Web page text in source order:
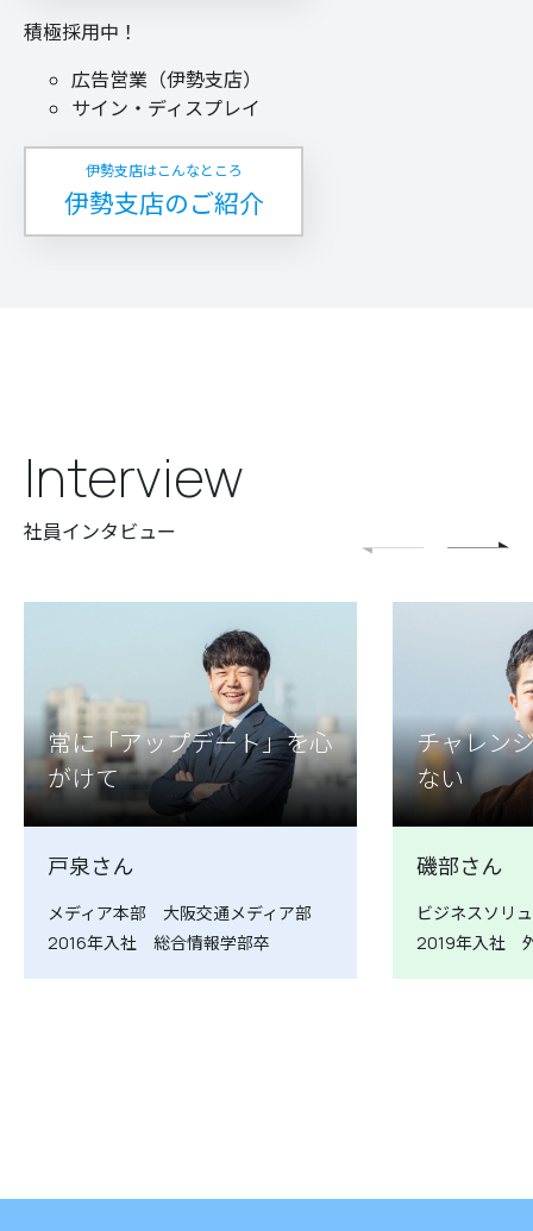
積極採用中！
広告営業（伊勢支店）
サイン・ディスプレイ
伊勢支店はこんなところ
伊勢支店のご紹介
Interview
社員インタビュー
常に「アップデート」を心
がけて
戸泉さん
メディア本部 大阪交通メディア部
2016年入社
総合情報学部卒
チャレン
ない
磯部さん
ビジネスソリ
2019年入社